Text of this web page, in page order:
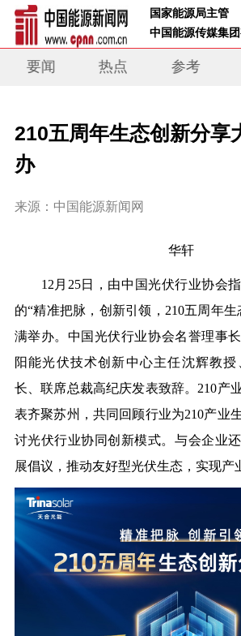
国家能源局主管
中国能源传媒集
要闻 热点 参考
210五周年生态创新分享
办
来源：中国能源新闻网
华轩
12月25日，由中 国光伏行业协会
的“精准把脉，创新引领，210五周年生
满举办。 中 国光伏行业协会名誉理事
阳能光伏技术创新中心主任沈辉教
长、联席总裁高纪庆发表致辞。210产
表齐聚苏州，共同回顾行业为210产业
讨光伏行业协同创新模式。与会企业
展倡议，推动友好型光伏生态，实现产